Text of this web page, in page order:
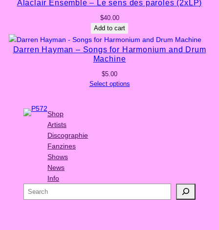
Alaclair Ensemble – Le sens des paroles (2xLP)
$40.00
Add to cart
Darren Hayman – Songs for Harmonium and Drum
Machine
$5.00
Select options
Shop
Artists
Discographie
Fanzines
Shows
News
Info
e